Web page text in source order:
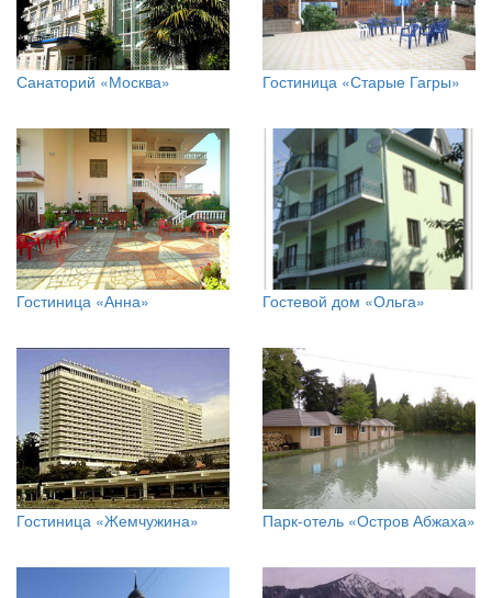
Санаторий «Москва» Гостиница «Старые Гагры»
Гостиница «Анна» Гостевой дом «Ольга»
Гостиница «Жемчужина» Парк-отель «Остров Абжаха»